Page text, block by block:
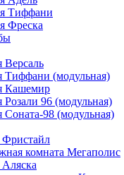
Тиффани
Фреска
Версаль
Тиффани (модульная)
Кашемир
Розали 96 (модульная)
Соната-98 (модульная)
Фристайл
комната Мегаполис
Аляска